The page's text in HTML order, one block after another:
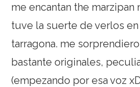
me encantan the marzipan
tuve la suerte de verlos
tarragona. me
bastante originales,
(empezando por esa voz